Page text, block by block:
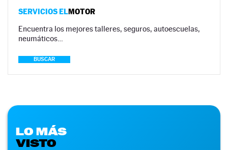
SERVICIOS ELMOTOR
Encuentra los mejores talleres, seguros, autoescuelas,
neumáticos…
BUSCAR
LO MÁS
VISTO